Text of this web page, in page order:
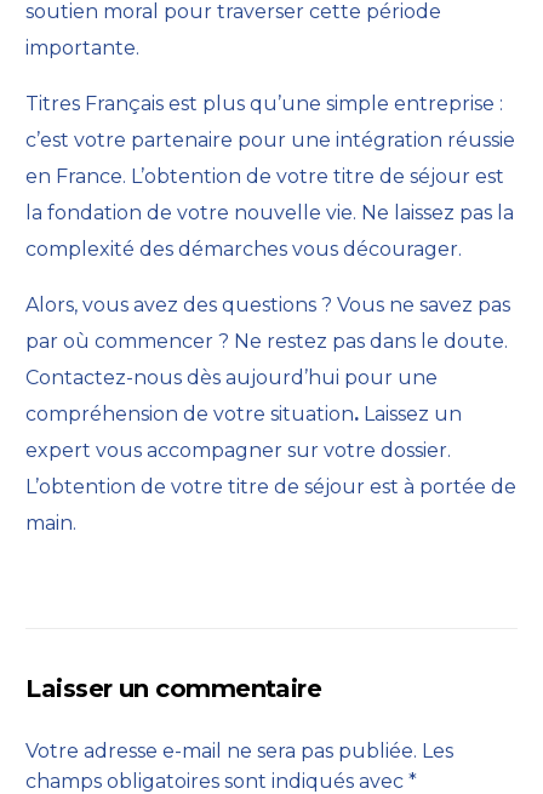
soutien moral pour traverser cette période
importante.
Titres Français est plus qu’une simple entreprise :
c’est votre partenaire pour une intégration réussie
en France. L’obtention de votre titre de séjour est
la fondation de votre nouvelle vie. Ne laissez pas la
complexité des démarches vous décourager.
Alors, vous avez des questions ? Vous ne savez pas
par où commencer ? Ne restez pas dans le doute.
Contactez-nous dès aujourd’hui pour une
compréhension de votre situation. Laissez un
expert vous accompagner sur votre dossier.
L’obtention de votre titre de séjour est à portée de
main.
Laisser un commentaire
Votre adresse e-mail ne sera pas publiée. Les
champs obligatoires sont indiqués avec*